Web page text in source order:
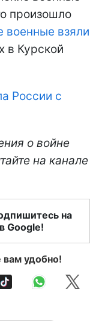
произошло
военные взяли
в Курской
России с
о войне
на канале
на
Google!
вам удобно!